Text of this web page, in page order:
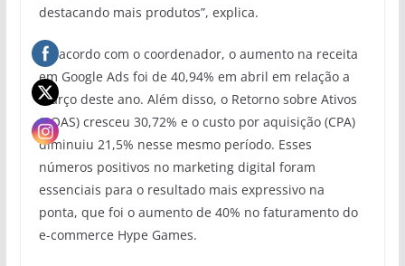
destacando mais produtos”, explica.
De acordo com o coordenador, o aumento na receita
em Google Ads foi de 40,94% em abril em relação a
março deste ano. Além disso, o Retorno sobre Ativos
(ROAS) cresceu 30,72% e o custo por aquisição (CPA)
diminuiu 21,5% nesse mesmo período. Esses
números positivos no marketing digital foram
essenciais para o resultado mais expressivo na
ponta, que foi o aumento de 40% no faturamento do
e-commerce Hype Games.